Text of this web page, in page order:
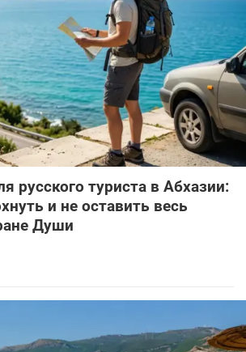
русского туриста в Абхазии:
и не оставить весь
Души